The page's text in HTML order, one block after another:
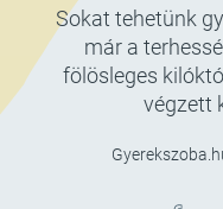
Sokat tehetünk
már a
fölösleges
végzett